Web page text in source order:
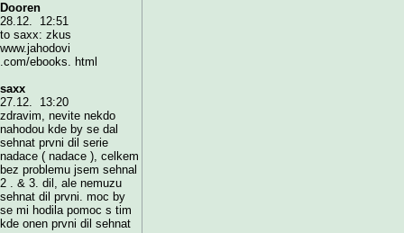
Dooren
28.12. 12:51
to saxx: zkus
www.jahodovi
.com/ebooks. html
saxx
27.12. 13:20
zdravim, nevite nekdo
nahodou kde by se dal
sehnat prvni dil serie
nadace ( nadace ), celkem
bez problemu jsem sehnal
2 . & 3. dil, ale nemuzu
sehnat dil prvni. moc by
se mi hodila pomoc s tim
kde onen prvni dil sehnat